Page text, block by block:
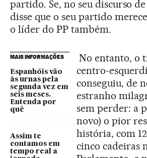
partido. Se, no seu discurso
disse que o seu partido
o líder do PP também.
MAIS INFORMAÇÕES
Espanhóis vão
às urnas pela
segunda vez em
seis meses.
Entenda por
quê
Assim te
contamos em
tempo real a
No entanto, o
centro-
conseguiu, de
estranho
sem perder: a
novo) o pior
história, com
cinco cadeiras